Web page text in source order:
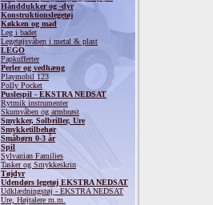
Hånddukker og -dyr
Konstruktionslegetøj
Køkken og mad
Leg i badet
Legetøjsvåben i metal & plast
LEGO
Papkufferter
Perler og vedhæng
Playmobil 123
Polly Pocket
Puslespil - EKSTRA NEDSAT
Rytmik instrumenter
Skumvåben og armbrøst
Smykker, Solbriller, Ure
Smykketilbehør
Småbørn 0-3 år
Spil
Sylvanian Families
Tasker og Smykkeskrin
Tøjdyr
Udendørs legetøj EKSTRA NEDSAT
Udklædningstøj - EKSTRA NEDSAT
Ure, Højtalere m.m.